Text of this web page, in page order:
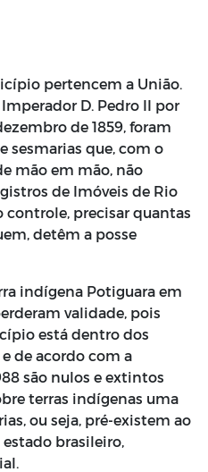
pertencem a União.
D. Pedro II por
de 1859, foram
sesmarias que, com o
mão em mão, não
de Imóveis de Rio
controle, precisar quantas
detêm a posse
indígena Potiguara em
validade, pois
está dentro dos
de acordo com a
são nulos e extintos
terras indígenas uma
ou seja, pré-existem ao
brasileiro,